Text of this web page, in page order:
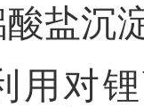
盐沉
用对